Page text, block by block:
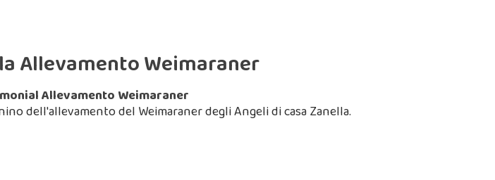
Allevamento Weimaraner
Allevamento Weimaraner
dell'allevamento del Weimaraner degli Angeli di casa Zanella.